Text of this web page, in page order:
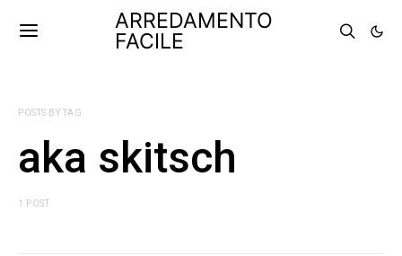
ARREDAMENTO
FACILE
POSTS BY TAG
aka skitsch
1 POST